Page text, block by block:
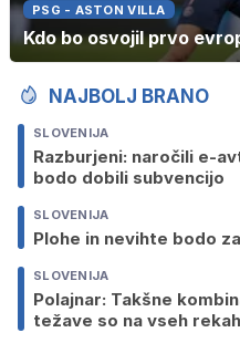
PSG - ASTON VILLA
Kdo bo osvojil prvo
NAJBOLJ BRANO
SLOVENIJA
Razburjeni: naročili e-
bodo dobili subvencijo
SLOVENIJA
Plohe in nevihte bodo
SLOVENIJA
Polajnar: Takšne
težave so na vseh rekah